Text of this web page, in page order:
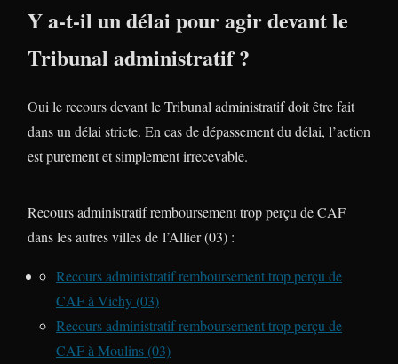
Y a-t-il un délai pour agir devant le
Tribunal administratif ?
Oui le recours devant le Tribunal administratif doit être fait
dans un délai stricte. En cas de dépassement du délai, l’action
est purement et simplement irrecevable.
Recours administratif remboursement trop perçu de CAF
dans les autres villes de l’Allier (03) :
Recours administratif remboursement trop perçu de
CAF à Vichy (03)
Recours administratif remboursement trop perçu de
CAF à Moulins (03)